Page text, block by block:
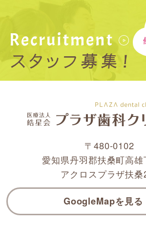
〒480-0102
愛知県丹羽郡扶桑町高雄
アクロスプラザ扶桑
GoogleMapを見る